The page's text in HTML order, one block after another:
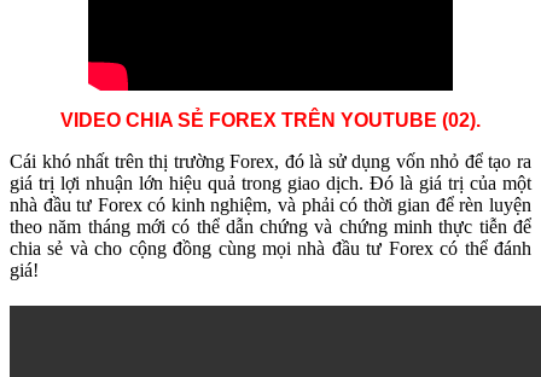
VIDEO CHIA SẺ FOREX TRÊN YOUTUBE (02).
Cái khó nhất trên thị trường Forex, đó là sử dụng vốn nhỏ để tạo ra
giá trị lợi nhuận lớn hiệu quả trong giao dịch. Đó là giá trị của một
nhà đầu tư Forex có kinh nghiệm, và phải có thời gian để rèn luyện
theo năm tháng mới có thể dẫn chứng và chứng minh thực tiễn để
chia sẻ và cho cộng đồng cùng mọi nhà đầu tư Forex có thể đánh
giá!